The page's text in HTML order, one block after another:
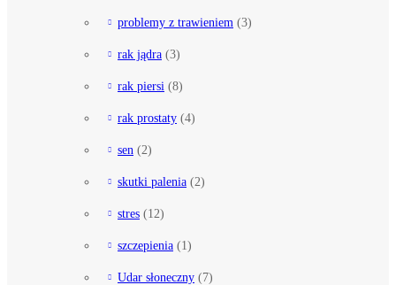
problemy z trawieniem (3)
rak jądra (3)
rak piersi (8)
rak prostaty (4)
sen (2)
skutki palenia (2)
stres (12)
szczepienia (1)
Udar słoneczny (7)